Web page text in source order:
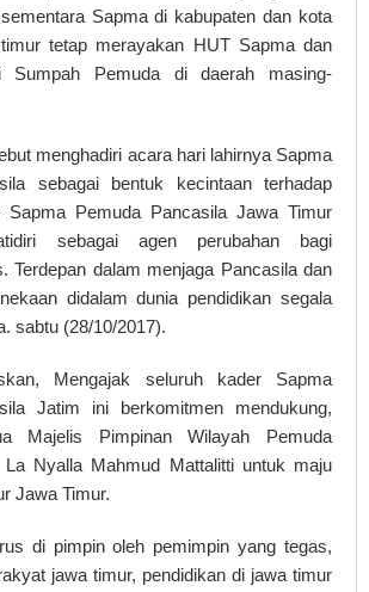
Sapma di kabupaten dan kota
tetap merayakan HUT Sapma dan
Sumpah Pemuda di daerah masing-
menghadiri acara hari lahirnya Sapma
sebagai bentuk kecintaan terhadap
Sapma Pemuda Pancasila Jawa Timur
sebagai agen perubahan bagi
Terdepan dalam menjaga Pancasila dan
didalam dunia pendidikan segala
sabtu (28/10/2017).
Mengajak seluruh kader Sapma
Jatim ini berkomitmen mendukung,
Majelis Pimpinan Wilayah Pemuda
Nyalla Mahmud Mattalitti untuk maju
Jawa Timur.
di pimpin oleh pemimpin yang tegas,
jawa timur, pendidikan di jawa timur